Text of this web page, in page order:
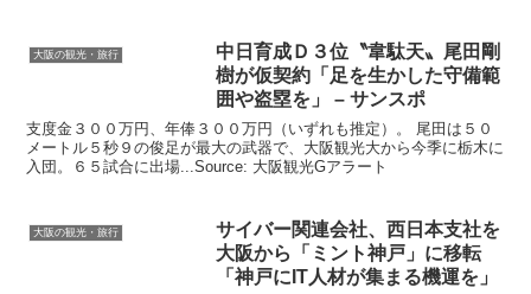
大阪の観光・旅行
中日育成Ｄ３位〝韋駄天〟尾田剛
樹が仮契約「足を生かした守備範
囲や盗塁を」 – サンスポ
支度金３００万円、年俸３００万円（いずれも推定）。 尾田は５０
メートル５秒９の俊足が最大の武器で、大阪観光大から今季に栃木に
入団。６５試合に出場...Source: 大阪観光Gアラート
大阪の観光・旅行
サイバー関連会社、西日本支社を
大阪から「ミント神戸」に移転
「神戸にIT人材が集まる機運を」